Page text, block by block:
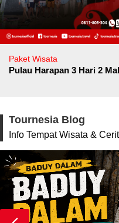
Paket Wisata
Pulau Harapan 3 Hari 2
Tournesia Blog
Info Tempat Wisata &